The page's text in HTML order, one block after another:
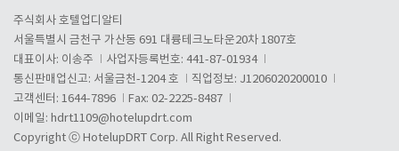
주식회사 호텔업디알티
서울특별시 금천구 가산동 691 대륭테크노타운20차 1807호
대표이사: 이송주
사업자등록번호: 441-87-01934
통신판매업신고: 서울금천-1204 호
직업정보: J1206020200010
고객센터: 1644-7896
Fax: 02-2225-8487
이메일: hdrt1109@hotelupdrt.com
Copyright ⓒ HotelupDRT Corp. All Right Reserved.